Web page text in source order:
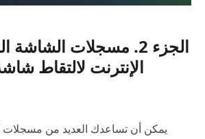
الجزء 2. مسجلات الشاشة
الإنترنت لالتقاط
يمكن أن تساعدك العديد من مسجلات